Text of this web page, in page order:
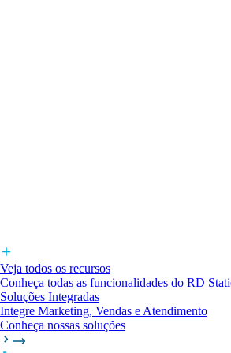
Veja todos os recursos
Conheça todas as funcionalidades do RD
Soluções Integradas
Integre Marketing, Vendas e Atendimento
Conheça nossas soluções